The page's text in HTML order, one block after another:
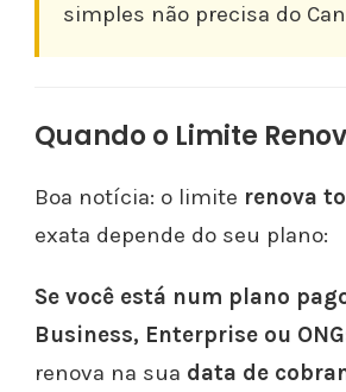
simples não precisa do
Quando o Limite
Boa notícia: o limite renova
exata depende do seu plano:
Se você está num plano
Business, Enterprise ou
renova na sua data de